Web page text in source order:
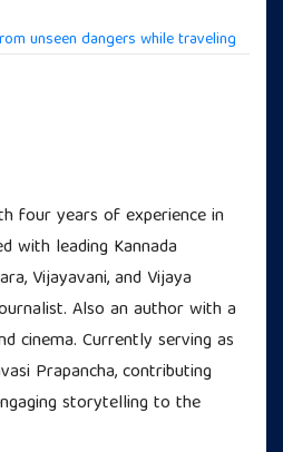
unseen dangers while traveling
four years of experience in
with leading Kannada
Vijayavani, and Vijaya
Also an author with a
cinema. Currently serving as
Prapancha, contributing
storytelling to the